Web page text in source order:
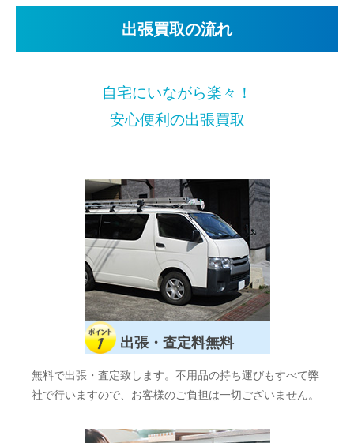
出張買取の流れ
自宅にいながら楽々！
安心便利の出張買取
出張・査定料無料
無料で出張・査定致します。不用品の持ち運びもすべて弊
社で行いますので、お客様のご負担は一切ございません。